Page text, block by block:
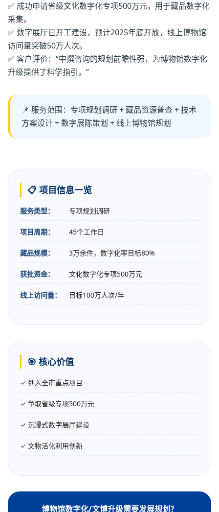
✅ 成功申请省级文化数字化专项500万元，用于藏品数字化
采集。
✅ 数字展厅已开工建设，预计2025年底开放，线上博物馆
访问量突破50万人次。
✅ 客户评价：“中撰咨询的规划前瞻性强，为博物馆数字化
升级提供了科学指引。”
📌 服务范围：专项规划调研 + 藏品资源普查 + 技术
方案设计 + 数字展陈策划 + 线上博物馆规划
📋 项目信息一览
服务类型： 专项规划调研
项目周期： 45个工作日
藏品规模： 3万余件，数字化率目标80%
获批资金： 文化数字化专项500万元
线上访问量： 目标100万人次/年
🎯 核心价值
✓ 列入全市重点项目
✓ 争取省级专项500万元
✓ 沉浸式数字展厅建设
✓ 文物活化利用创新
博物馆数字化/文博升级需要发展规划？